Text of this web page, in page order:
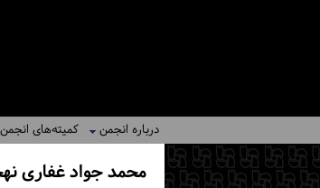
درباره انجمن کمیته‌های انجمن
محمد جواد غفاری